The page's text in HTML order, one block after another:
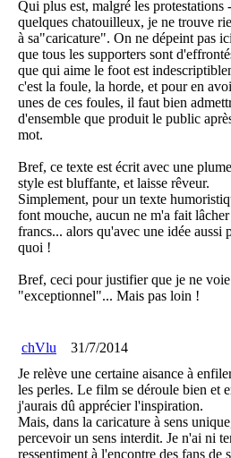
Qui plus est, malgré les protestations
quelques chatouilleux, je ne trouve
à sa"caricature". On ne dépeint pas
que tous les supporters sont
que qui aime le foot est
c'est la foule, la horde, et pour en
unes de ces foules, il faut bien
d'ensemble que produit le public
mot.
Bref, ce texte est écrit avec une
style est bluffante, et laisse rêveur.
Simplement, pour un texte
font mouche, aucun ne m'a fait
francs... alors qu'avec une idée aussi
quoi !
Bref, ceci pour justifier que je ne
"exceptionnel"... Mais pas loin !
chVlu
31/7/2014
Je relève une certaine aisance à
les perles. Le film se déroule bien et
j'aurais dû apprécier l'inspiration.
Mais, dans la caricature à sens
percevoir un sens interdit. Je n'ai ni
ressentiment à l'encontre des fans de